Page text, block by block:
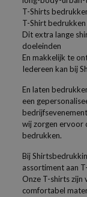
T-Shirts
T-Shirt
Dit extra lange
doeleinden
En makkelijk te
Iedereen kan bij
En laten
een
wij zorgen ervoor
bedrukken.
Bij
assortiment aan
Onze T-shirts zijn
comfortabel